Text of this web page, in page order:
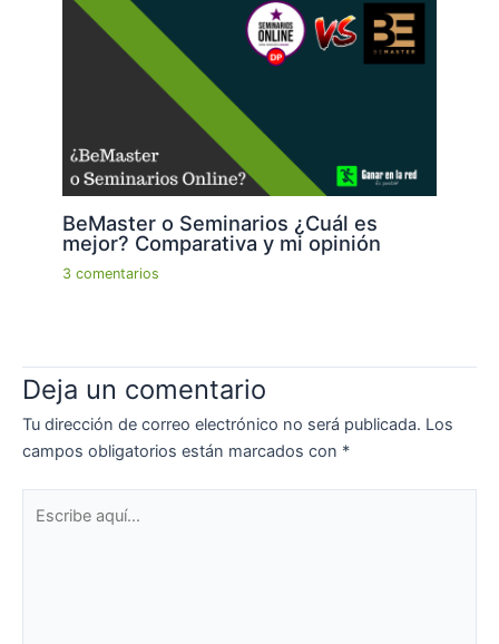
BeMaster o Seminarios ¿Cuál es
mejor? Comparativa y mi opinión
3 comentarios
Deja un comentario
Tu dirección de correo electrónico no será publicada. Los
campos obligatorios están marcados con *
aquí...